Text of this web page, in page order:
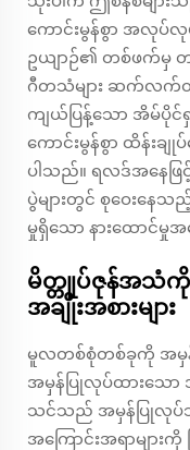
ကောင်းမွန်စွာ အလုပ်
ဥယျာဉ်၏ တစ်ဖက်မှ တ
ဂီတသံများ ဆက်လက်
ကျယ်ပြန့်သော အိမ်ပို
ကောင်းမွန်စွာ ထိန်း
ပါသည်။ ရလဒ်အနေဖြ
ပွဲများတွင် စုဝေးနေ
မှုရှိသော နားထောင်
မိတ္တူပ်ဇုန်အသံ
အချိုးအစားများ
မူလတစ်စုံတစ်ခုကို အမှန်
အမှန်ပြုလုပ်ထားသော
သင်သည် အမှန်ပြုလုပ်
အကြောင်းအရာများ